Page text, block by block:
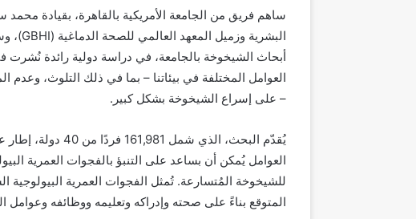
ساهم فريق من الجامعة الأمريكية بالقاهرة، بقيادة محمد
البشرية وزميل المعهد العالمي للصحة الدماغية (
GBHI)،
أبحاث الشيخوخة بالجامعة، في دراسة دولية رائدة نُشرت
العوامل المختلفة في بيئاتنا – بما في ذلك التلوث،
– على إسراع الشيخوخة بشكل كبير .
يُقدّم البحث، الذي شمل 161,981 فردًا من 40 دولة، إطار عمل عالمي للتعرض، ويُظهر أن التعرض المتعدد
العوامل يُمكن أن بساعد على التنبؤ بالفجوات العمرية
للشيخوخة المُتسارعة. تُمثل الفجوات العمرية البيولوجية
المتوقع بناءً على صحته وإدراكه وتعليمه ووظائفه